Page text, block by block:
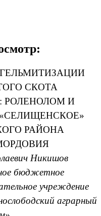
СКОТА
И
РАЙОНА
Никишов
бюджетное
учреждение
аграрный